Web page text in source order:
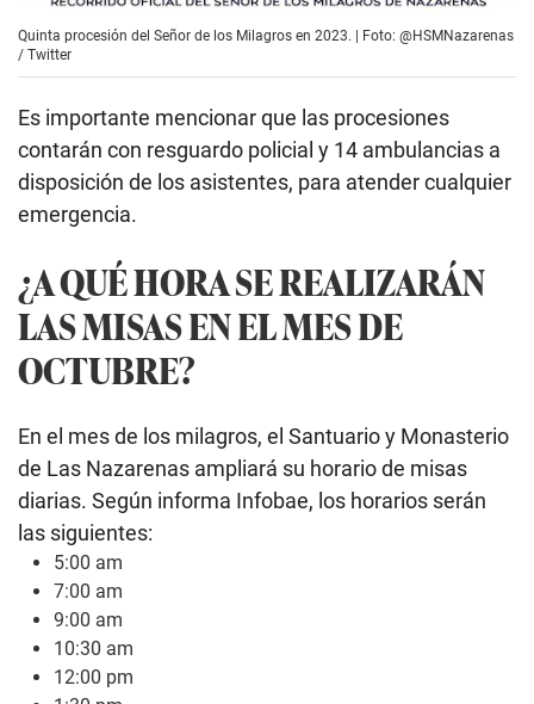
Quinta procesión del Señor de los Milagros en 2023. | Foto: @HSMNazarenas
/ Twitter
Es importante mencionar que las procesiones
contarán con resguardo policial y 14 ambulancias a
disposición de los asistentes, para atender cualquier
emergencia.
¿A QUÉ HORA SE REALIZARÁN
LAS MISAS EN EL MES DE
OCTUBRE?
En el mes de los milagros, el Santuario y Monasterio
de Las Nazarenas ampliará su horario de misas
diarias. Según informa Infobae, los horarios serán
las siguientes:
5:00 am
7:00 am
9:00 am
10:30 am
12:00 pm